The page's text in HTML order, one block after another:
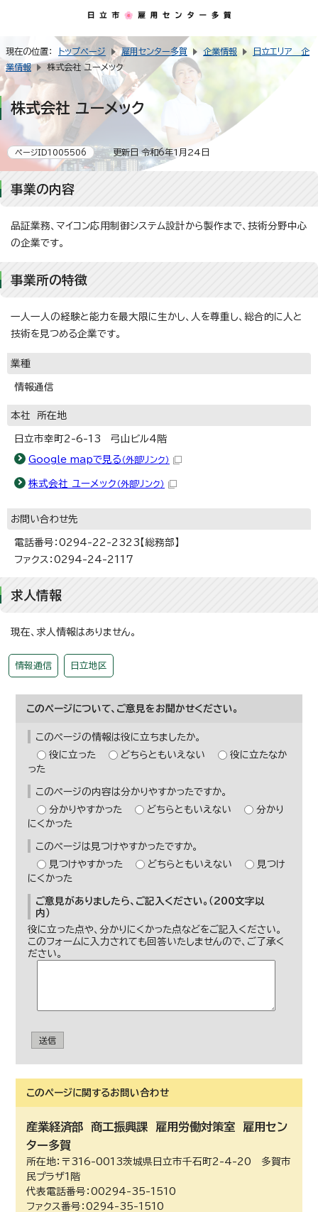
現在の位置： トップページ 雇用センター多賀 企業情報
日立エリア 企
業情報
株式会社 ユーメック
株式会社 ユーメック
ページID1005506 更新日 令和6年1月24日
事業の内容
品証業務、マイコン応用制御システム設計から製作まで、技術分野中心
の企業です。
事業所の特徴
一人一人の経験と能力を最大限に生かし、人を尊重し、総合的に人と
技術を見つめる企業です。
業種
情報通信
本社 所在地
日立市幸町2-6-13 弓山ビル4階
Google mapで見る （外部リンク）
株式会社 ユーメック （外部リンク）
お問い合わせ先
電話番号：0294-22-2323【総務部】
ファクス：0294-24-2117
求人情報
現在、求人情報はありません。
情報通信 日立地区
このページについて、ご意見をお聞かせください。
このページの情報は役に立ちましたか。
役に立った
どちらともいえない
役に立たなか
った
このページの内容は分かりやすかったですか。
分かりやすかった
どちらともいえない
分かり
にくかった
このページは見つけやすかったですか。
見つけやすかった
どちらともいえない
見つけ
にくかった
ご意見がありましたら、ご記入ください。（200文字以
内）
役に立った点や、分かりにくかった点などをご記入ください。
このフォームに入力されても回答いたしませんので、ご了承く
ださい。
送信
このページに関するお問い合わせ
産業経済部商工振興課 雇用労働対策室 雇用セン
ター多賀
所在地：〒316-0013茨城県日立市千石町2-4-20 多賀市
民プラザ1階
代表電話番号：00294-35-1510
ファクス番号：0294-35-1510